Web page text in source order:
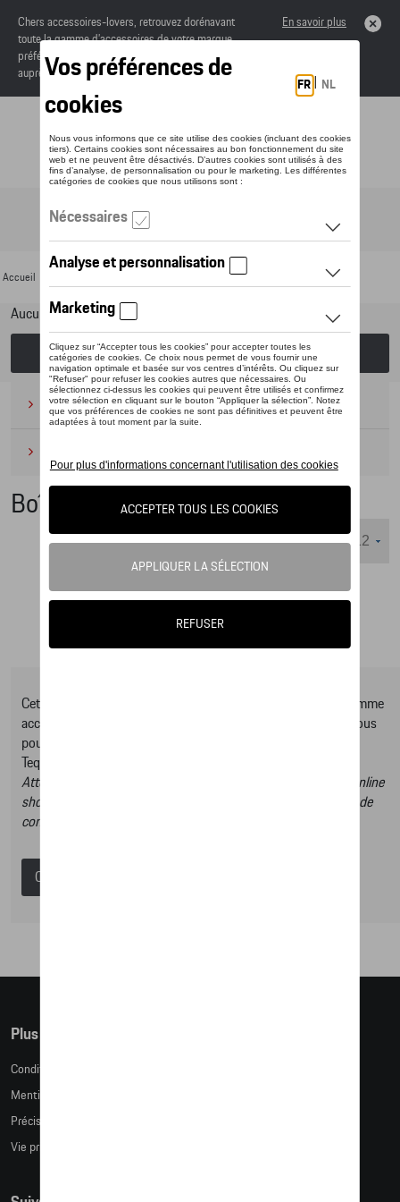
Chers accessoires-lovers, retrouvez dorénavant
toute la gamme d’accessoires de votre marque
préférée sous forme de catalogue à commander
auprès de votre concessionaire.
En savoir plus
Toggle navigation
Accueil > Boîte à déjeuner
Aucun modèle sélectionné (Tout afficher)
Choisissez un modèle
Camping(2)
Boîte à déjeuner
Nombre d'éléments affichés :
Cet online shop vous présente une sélection d’articles de la gamme
accessoires Tequipment, pour découvrir la gamme complète vous
pouvez consulter notre Moteur de recherche d’accessoires
Tequipment.
Attention, en cliquant sur le lien du catalogue vous sortez du online
shop et dans ce catalogue vous n’aurez donc pas la possibilité de
commander des articles en ligne.
Catalogue Porsche
Plus d'informations
Conditions de vente
Mentions légales
Précision des tailles
Vie privée